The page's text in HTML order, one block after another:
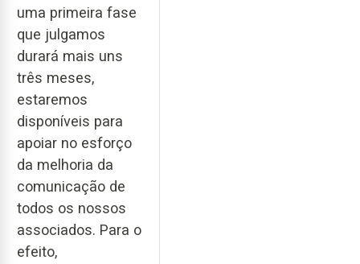
uma primeira fase
que julgamos
durará mais uns
três meses,
estaremos
disponíveis para
apoiar no esforço
da melhoria da
comunicação de
todos os nossos
associados. Para o
efeito,